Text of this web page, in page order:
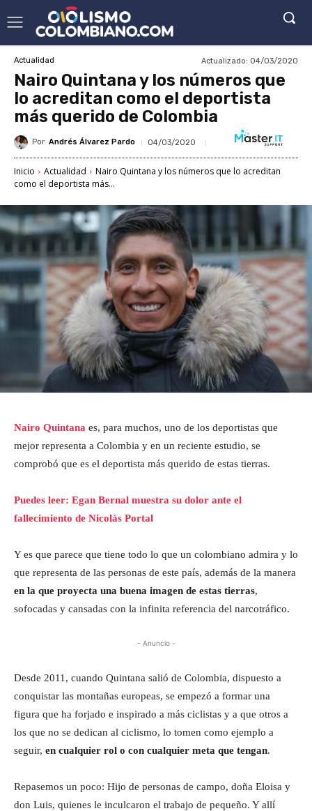
Actualidad Actualizado: 04/03/2020
Nairo Quintana y los números que
lo acreditan como el deportista
más querido de Colombia
Por Andrés Álvarez Pardo 04/03/2020
Inicio Actualidad
Nairo Quintana y los números que lo acreditan
como el deportista más...
Nairo Quintana es, para muchos, uno de los deportistas que
mejor representa a Colombia y en un reciente estudio, se
comprobó que es el deportista más querido de estas tierras.
Puedes leer: Egan Bernal muestra su dolor ante el
fallecimiento de Nicolás Portal
Y es que parece que tiene todo lo que un colombiano admira y lo
que representa de las personas de este país, además de la manera
en la que proyecta una buena imagen de estas tierras,
sofocadas y cansadas con la infinita referencia del narcotráfico.
- Anuncio -
Desde 2011, cuando Quintana salió de Colombia, dispuesto a
conquistar las montañas europeas, se empezó a formar una
figura que ha forjado e inspirado a más ciclistas y a que otros a
los que no se dedican al ciclismo, lo tomen como ejemplo a
seguir, en cualquier rol o con cualquier meta que tengan.
Repasemos un poco: Hijo de personas de campo, doña Eloisa y
don Luis, quienes le inculcaron el trabajo de pequeño. Y allí